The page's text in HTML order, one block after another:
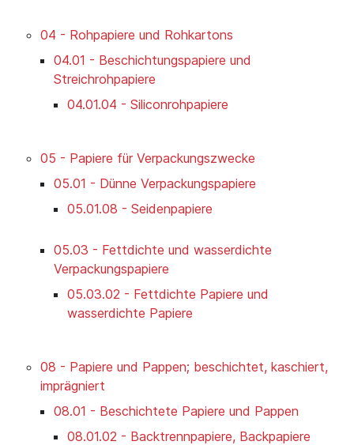
04 - Rohpapiere und Rohkartons
04.01 - Beschichtungspapiere und
Streichrohpapiere
04.01.04 - Siliconrohpapiere
05 - Papiere für Verpackungszwecke
05.01 - Dünne Verpackungspapiere
05.01.08 - Seidenpapiere
05.03 - Fettdichte und wasserdichte
Verpackungspapiere
05.03.02 - Fettdichte Papiere und
wasserdichte Papiere
08 - Papiere und Pappen; beschichtet, kaschiert,
imprägniert
08.01 - Beschichtete Papiere und Pappen
08.01.02 - Backtrennpapiere, Backpapiere